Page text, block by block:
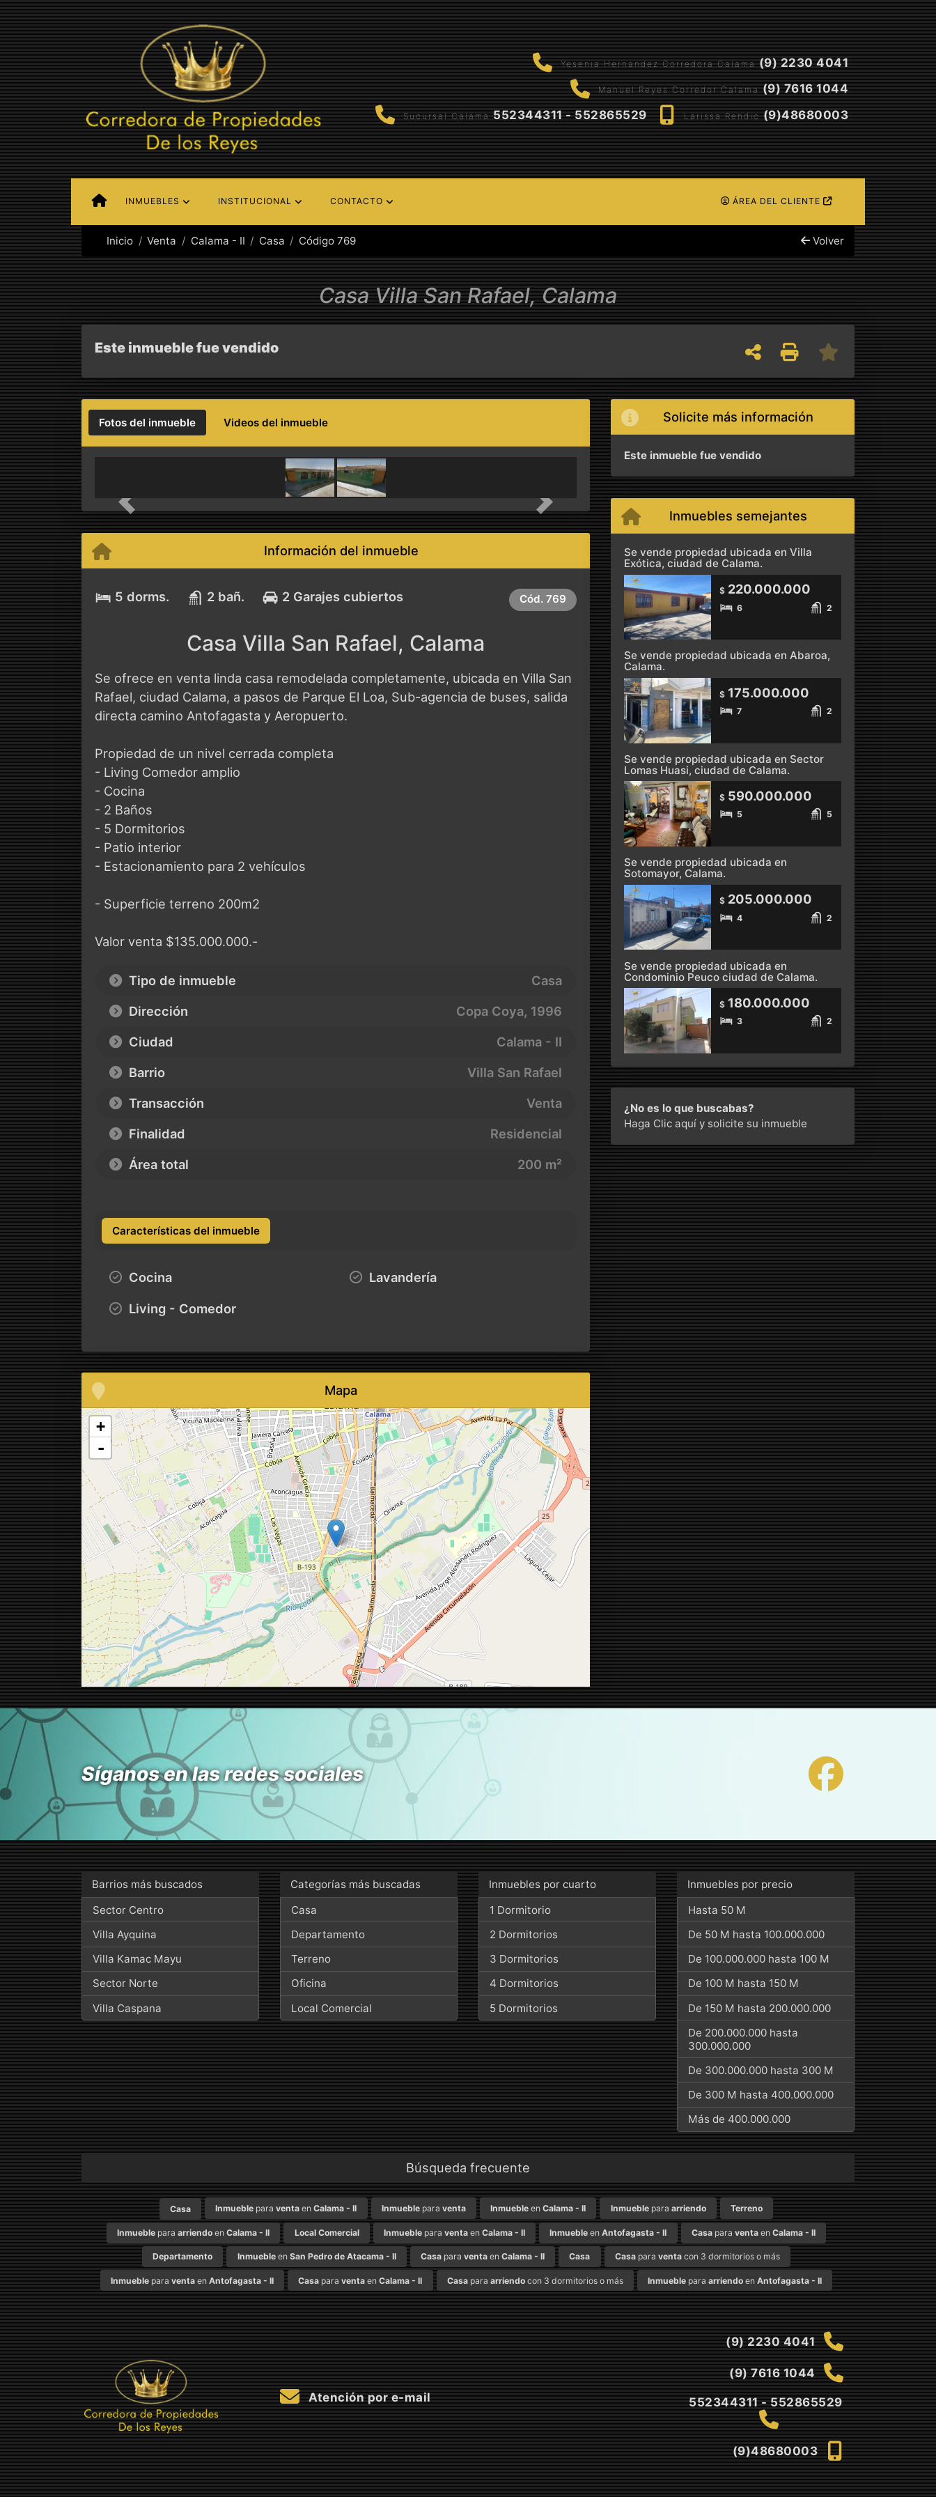
Yesenia Hernandez Corredora Calama (9) 2230 4041
Manuel Reyes Corredor Calama (9) 7616 1044
Sucursal Calama 552344311 - 552865529 Larissa Rendic (9)48680003
INMUEBLES INSTITUCIONAL CONTACTO ÁREA DEL CLIENTE
Inicio Venta Calama - II Casa Código 769 Volver
Casa Villa San Rafael, Calama
Este inmueble fue vendido
Fotos del inmueble Videos del inmueble
Previous Next
Información del inmueble
5 dorms. 2 bañ. 2 Garajes cubiertos Cód. 769
Casa Villa San Rafael, Calama
Se ofrece en venta linda casa remodelada completamente, ubicada en Villa San
Rafael, ciudad Calama, a pasos de Parque El Loa, Sub-agencia de buses, salida
directa camino Antofagasta y Aeropuerto.
Propiedad de un nivel cerrada completa
- Living Comedor amplio
- Cocina
- 2 Baños
- 5 Dormitorios
- Patio interior
- Estacionamiento para 2 vehículos
- Superficie terreno 200m2
Valor venta $135.000.000.-
Tipo de inmueble
Casa
Dirección
Copa Coya, 1996
Ciudad
Calama - II
Barrio
Villa San Rafael
Transacción
Venta
Finalidad
Residencial
Área total
200 m²
Características del inmueble
Cocina Lavandería
Living - Comedor
Mapa
+
-
Solicite más información
Este inmueble fue vendido
Inmuebles semejantes
Se vende propiedad ubicada en Villa
Exótica, ciudad de Calama.
$220.000.000
6 2
Se vende propiedad ubicada en Abaroa,
Calama.
$175.000.000
7 2
Se vende propiedad ubicada en Sector
Lomas Huasi, ciudad de Calama.
$590.000.000
5 5
Se vende propiedad ubicada en
Sotomayor, Calama.
$205.000.000
4 2
Se vende propiedad ubicada en
Condominio Peuco ciudad de Calama.
$180.000.000
3 2
¿No es lo que buscabas?
Haga Clic aquí y solicite su inmueble
Síganos en las redes sociales
Barrios más buscados
Sector Centro
Villa Ayquina
Villa Kamac Mayu
Sector Norte
Villa Caspana
Categorías más buscadas
Casa
Departamento
Terreno
Oficina
Local Comercial
Inmuebles por cuarto
1 Dormitorio
2 Dormitorios
3 Dormitorios
4 Dormitorios
5 Dormitorios
Inmuebles por precio
Hasta 50 M
De 50 M hasta 100.000.000
De 100.000.000 hasta 100 M
De 100 M hasta 150 M
De 150 M hasta 200.000.000
De 200.000.000 hasta
300.000.000
De 300.000.000 hasta 300 M
De 300 M hasta 400.000.000
Más de 400.000.000
Búsqueda frecuente
Casa Inmueble paraventa enCalama - II Inmueblepara venta Inmueble enCalama - II Inmueblepara arriendo Terreno
Inmueble paraarriendo enCalama - II Local Comercial Inmueble para venta en Calama - II Inmueble enAntofagasta - II Casapara ventaen Calama - II
Departamento Inmuebleen San Pedro de Atacama - II Casa para venta en Calama - II Casa Casapara ventacon 3 dormitorios o más
Inmueblepara ventaen Antofagasta - II Casa paraventa enCalama - II Casapara arriendocon 3 dormitorios o más Inmueble paraarriendo enAntofagasta - II
Atención por e-mail
(9) 2230 4041
(9) 7616 1044
552344311 - 552865529
(9)48680003